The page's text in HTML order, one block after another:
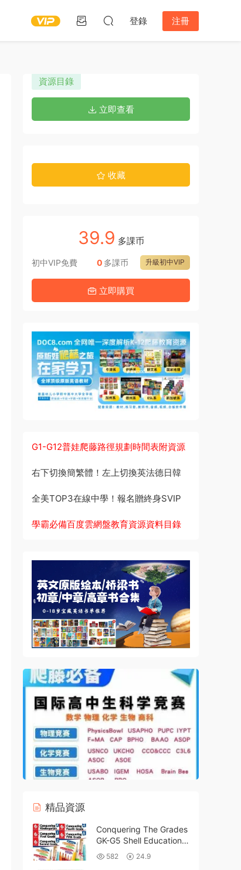
登錄 注冊
資源目錄
立即查看
收藏
39.9 多課币
初中VIP免費 升級初中VIP
0 多課币
立即購買
G1-G12普娃爬藤路徑規劃時間表附資源
右下切換簡繁體！左上切換英法德日韓
全美TOP3在線中學！報名贈終身SVIP
學霸必備百度雲網盤教育資源資料目錄
精品資源
Conquering The Grades
GK-G5 Shell Education征
服全科系列練習冊合集 全
彩PDF 百度雲網盤下載
582 24.9